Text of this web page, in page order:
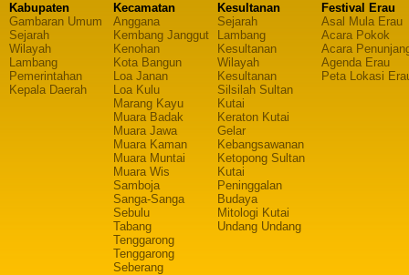
Kabupaten
Gambaran Umum
Sejarah
Wilayah
Lambang
Pemerintahan
Kepala Daerah
Kecamatan
Anggana
Kembang Janggut
Kenohan
Kota Bangun
Loa Janan
Loa Kulu
Marang Kayu
Muara Badak
Muara Jawa
Muara Kaman
Muara Muntai
Muara Wis
Samboja
Sanga-Sanga
Sebulu
Tabang
Tenggarong
Tenggarong
Seberang
Kesultanan
Sejarah
Lambang
Kesultanan
Wilayah
Kesultanan
Silsilah Sultan
Kutai
Keraton Kutai
Gelar
Kebangsawanan
Ketopong Sultan
Kutai
Peninggalan
Budaya
Mitologi Kutai
Undang Undang
Festival Erau
Asal Mula Erau
Acara Pokok
Acara
Agenda Erau
Peta Lokasi